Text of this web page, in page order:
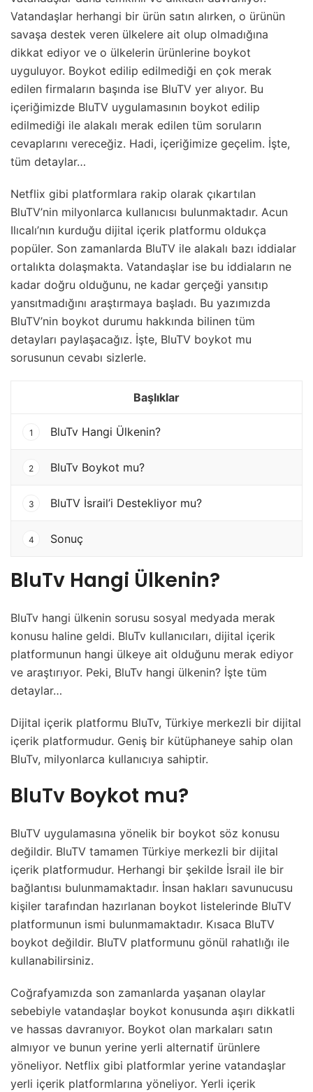
Vatandaşlar herhangi bir ürün satın alırken, o ürünün
savaşa destek veren ülkelere ait olup olmadığına
dikkat ediyor ve o ülkelerin ürünlerine boykot
uyguluyor. Boykot edilip edilmediği en çok merak
edilen firmaların başında ise BluTV yer alıyor. Bu
içeriğimizde BluTV uygulamasının boykot edilip
edilmediği ile alakalı merak edilen tüm soruların
cevaplarını vereceğiz. Hadi, içeriğimize geçelim. İşte,
tüm detaylar…
Netflix gibi platformlara rakip olarak çıkartılan
BluTV’nin milyonlarca kullanıcısı bulunmaktadır. Acun
Ilıcalı’nın kurduğu dijital içerik platformu oldukça
popüler. Son zamanlarda BluTV ile alakalı bazı iddialar
ortalıkta dolaşmakta. Vatandaşlar ise bu iddiaların ne
kadar doğru olduğunu, ne kadar gerçeği yansıtıp
yansıtmadığını araştırmaya başladı. Bu yazımızda
BluTV’nin boykot durumu hakkında bilinen tüm
detayları paylaşacağız. İşte, BluTV boykot mu
sorusunun cevabı sizlerle.
Başlıklar
1 BluTv Hangi Ülkenin?
2 BluTv Boykot mu?
3 BluTV İsrail’i Destekliyor mu?
4 Sonuç
BluTv Hangi Ülkenin?
BluTv hangi ülkenin sorusu sosyal medyada merak
konusu haline geldi. BluTv kullanıcıları, dijital içerik
platformunun hangi ülkeye ait olduğunu merak ediyor
ve araştırıyor. Peki, BluTv hangi ülkenin? İşte tüm
detaylar…
Dijital içerik platformu BluTv, Türkiye merkezli bir dijital
içerik platformudur. Geniş bir kütüphaneye sahip olan
BluTv, milyonlarca kullanıcıya sahiptir.
BluTv Boykot mu?
BluTV uygulamasına yönelik bir boykot söz konusu
değildir. BluTV tamamen Türkiye merkezli bir dijital
içerik platformudur. Herhangi bir şekilde İsrail ile bir
bağlantısı bulunmamaktadır. İnsan hakları savunucusu
kişiler tarafından hazırlanan boykot listelerinde BluTV
platformunun ismi bulunmamaktadır. Kısaca BluTV
boykot değildir. BluTV platformunu gönül rahatlığı ile
kullanabilirsiniz.
Coğrafyamızda son zamanlarda yaşanan olaylar
sebebiyle vatandaşlar boykot konusunda aşırı dikkatli
ve hassas davranıyor. Boykot olan markaları satın
almıyor ve bunun yerine yerli alternatif ürünlere
yöneliyor. Netflix gibi platformlar yerine vatandaşlar
yerli içerik platformlarına yöneliyor. Yerli içerik